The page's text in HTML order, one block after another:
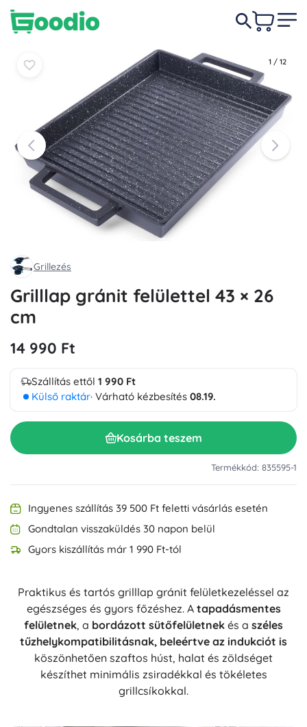
1 / 12
Grillezés
Grilllap gránit felülettel 43 × 26
cm
14 990 Ft
Szállítás ettől 1 990 Ft
Külső raktár· Várható kézbesítés 08.19.
Kosárba teszem
Termékkód: 835595-1
Ingyenes szállítás 39 500 Ft feletti vásárlás esetén
Gondtalan visszaküldés 30 napon belül
Gyors kiszállítás már 1 990 Ft-tól
Praktikus és tartós grilllap gránit felületkezeléssel az
egészséges és gyors főzéshez. A tapadásmentes
felületnek, a bordázott sütőfelületnek és a széles
tűzhelykompatibilitásnak, beleértve az indukciót is
köszönhetően szaftos húst, halat és zöldséget
készíthet minimális zsiradékkal és tökéletes
grillcsíkokkal.
14 990 Ft Kosárba